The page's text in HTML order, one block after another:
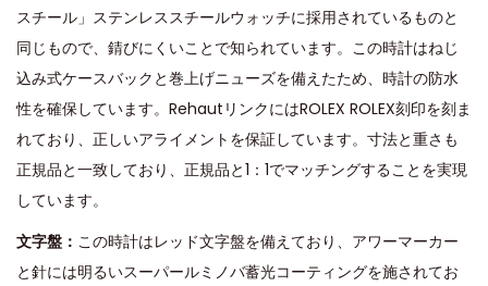
スチール」ステンレススチールウォッチに採用されているものと
同じもので、錆びにくいことで知られています。この時計はねじ
込み式ケースバックと巻上げニューズを備えたため、時計の防水
性を確保しています。RehautリンクにはROLEX ROLEX刻印を刻ま
れており、正しいアライメントを保証しています。寸法と重さも
正規品と一致しており、正規品と1：1でマッチングすることを実現
しています。
文字盤： この時計はレッド文字盤を備えており、アワーマーカー
と針には明るいスーパールミノバ蓄光コーティングを施されてお